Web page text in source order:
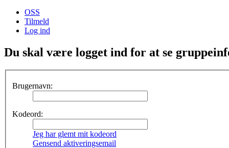
OSS
Tilmeld
Log ind
Du skal være logget ind for at se
Brugernavn:
Kodeord:
Jeg har glemt mit kodeord
Gensend aktiveringsemail